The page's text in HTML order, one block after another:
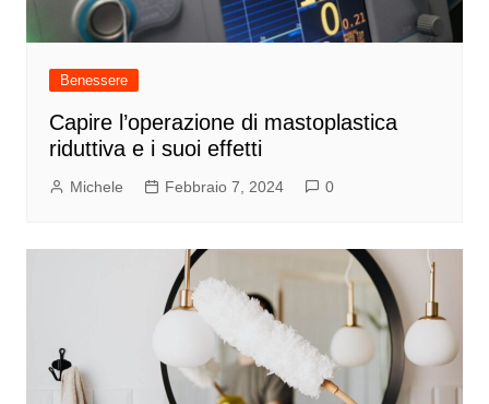
Benessere
Capire l’operazione di mastoplastica
riduttiva e i suoi effetti
Michele Febbraio 7, 2024 0